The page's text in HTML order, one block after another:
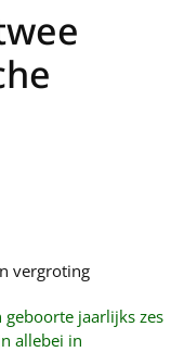
vergroting
geboorte jaarlijks zes
allebei in